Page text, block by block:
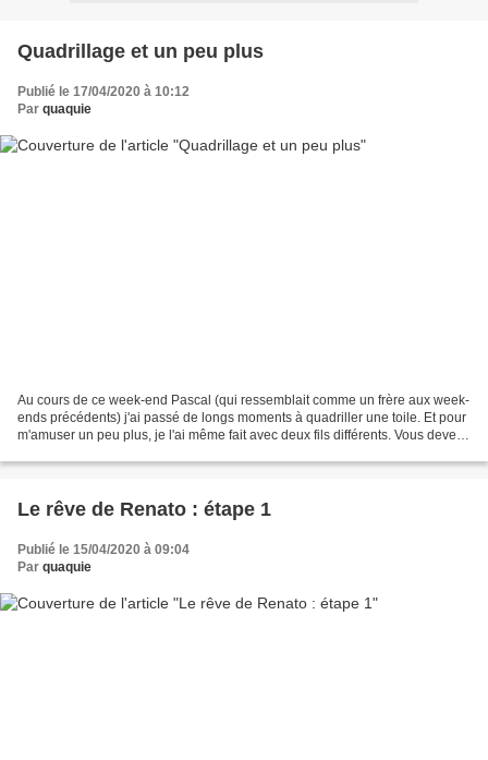
Quadrillage et un peu plus
Publié le 17/04/2020 à 10:12
Par quaquie
Au cours de ce week-end Pascal (qui ressemblait comme un frère aux week-
ends précédents) j'ai passé de longs moments à quadriller une toile. Et pour
m'amuser un peu plus, je l'ai même fait avec deux fils différents. Vous devez
Le rêve de Renato : étape 1
Publié le 15/04/2020 à 09:04
Par quaquie